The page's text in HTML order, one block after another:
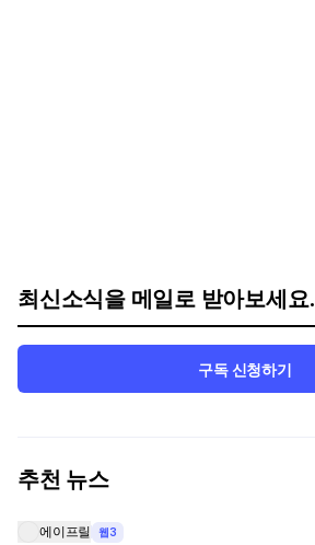
최신소식을 메일로 받아보세요.
구독 신청하기
추천 뉴스
에이프릴 웹3